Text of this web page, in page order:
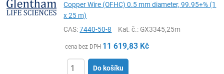
Copper Wire (OFHC) 0.5 mm diameter, 99.95+% (1
x 25 m)
CAS:7440-50-8 Kat. č.: GX3345,25m
cena bez DPH 11 619,83 Kč
Do košíku